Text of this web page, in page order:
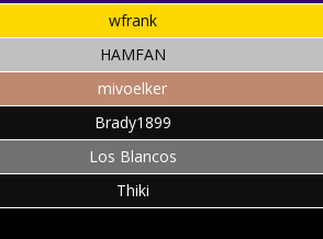
wfrank
HAMFAN
mivoelker
Brady1899
Los Blancos
Thiki